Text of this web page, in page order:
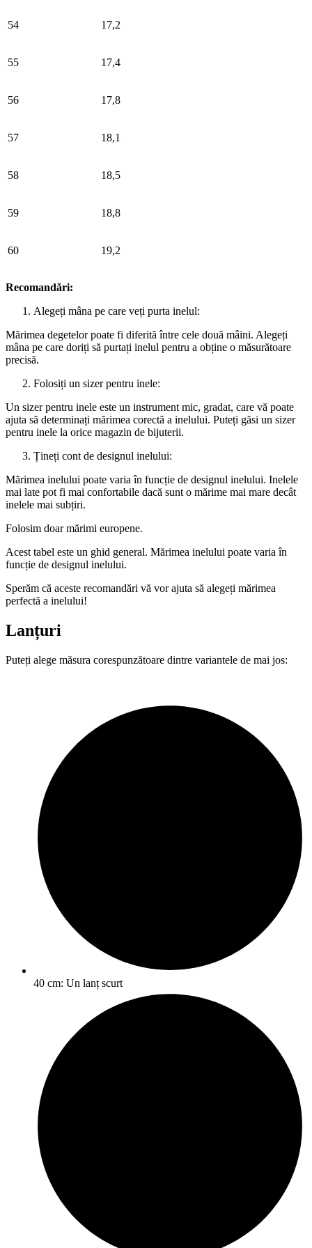
54 17,2
55 17,4
56 17,8
57 18,1
58 18,5
59 18,8
60 19,2
Recomandări:
Alegeți mâna pe care veți purta inelul:
Mărimea degetelor poate fi diferită între cele două mâini. Alegeți
mâna pe care doriți să purtați inelul pentru a obține o măsurătoare
precisă.
Folosiți un sizer pentru inele:
Un sizer pentru inele este un instrument mic, gradat, care vă poate
ajuta să determinați mărimea corectă a inelului. Puteți găsi un sizer
pentru inele la orice magazin de bijuterii.
Țineți cont de designul inelului:
Mărimea inelului poate varia în funcție de designul inelului. Inelele
mai late pot fi mai confortabile dacă sunt o mărime mai mare decât
inelele mai subțiri.
Folosim doar mărimi europene.
Acest tabel este un ghid general. Mărimea inelului poate varia în
funcție de designul inelului.
Sperăm că aceste recomandări vă vor ajuta să alegeți mărimea
perfectă a inelului!
Lanțuri
Puteți alege măsura corespunzătoare dintre variantele de mai jos:
40 cm: Un lanț scurt